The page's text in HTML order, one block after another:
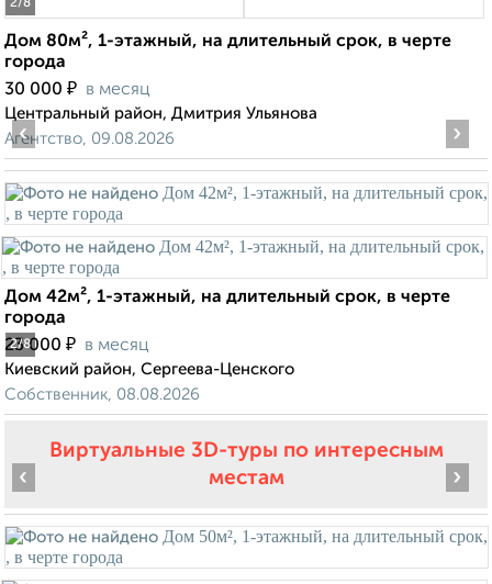
2/8
Дом 80м², 1-этажный, на длительный срок, в черте
города
30 000 ₽ в месяц
Центральный район, Дмитрия Ульянова
Агентство, 09.08.2026
2/8
‹ ›
Дом 42м², 1-этажный, на длительный срок, в черте
города
23 000 ₽ в месяц
Киевский район, Сергеева-Ценского
Собственник, 08.08.2026
Виртуальные 3D-туры по интересным
местам
‹ ›